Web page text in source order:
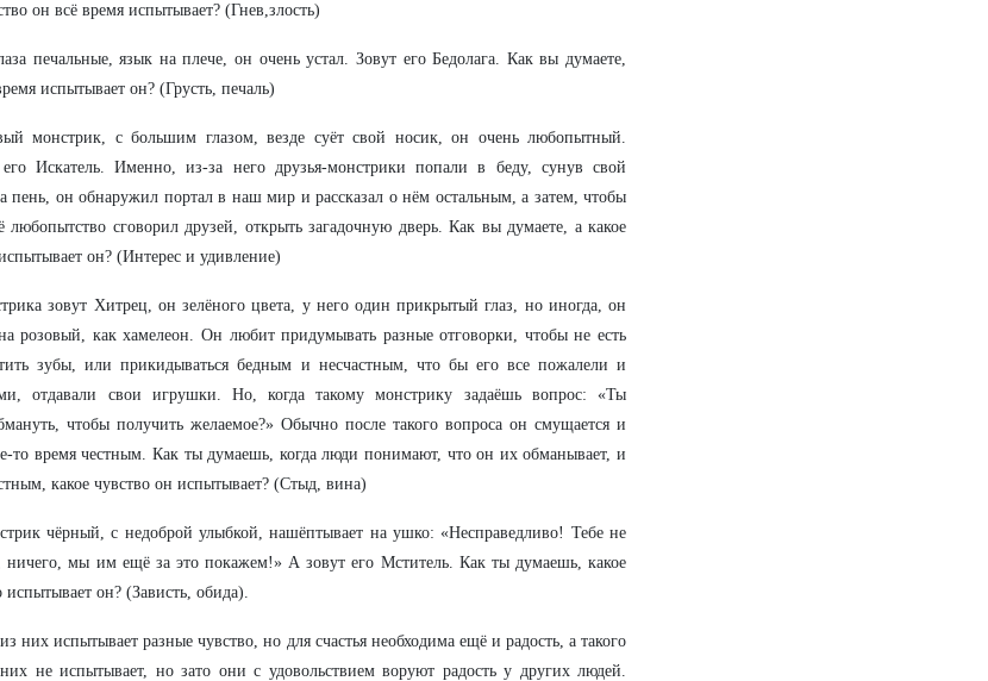
он всё время испытывает? (Гнев,злость)
печальные, язык на плече, он очень устал. Зовут его Бедолага. Как вы думаете,
испытывает он? (Грусть, печаль)
монстрик, с большим глазом, везде суёт свой носик, он очень любопытный.
Искатель. Именно, из-за него друзья-монстрики попали в беду, сунув свой
пень, он обнаружил портал в наш мир и рассказал о нём остальным, а затем, чтобы
любопытство сговорил друзей, открыть загадочную дверь. Как вы думаете, а какое
он? (Интерес и удивление)
зовут Хитрец, он зелёного цвета, у него один прикрытый глаз, но иногда, он
розовый, как хамелеон. Он любит придумывать разные отговорки, чтобы не есть
зубы, или прикидываться бедным и несчастным, что бы его все пожалели и
отдавали свои игрушки. Но, когда такому монстрику задаёшь вопрос: «Ты
чтобы получить желаемое?» Обычно после такого вопроса он смущается и
то время честным. Как ты думаешь, когда люди понимают, что он их обманывает, и
какое чувство он испытывает? (Стыд, вина)
чёрный, с недоброй улыбкой, нашёптывает на ушко: «Несправедливо! Тебе не
мы им ещё за это покажем!» А зовут его Мститель. Как ты думаешь, какое
испытывает он? (Зависть, обида).
них испытывает разные чувство, но для счастья необходима ещё и радость, а такого
не испытывает, но зато они с удовольствием воруют радость у других людей.